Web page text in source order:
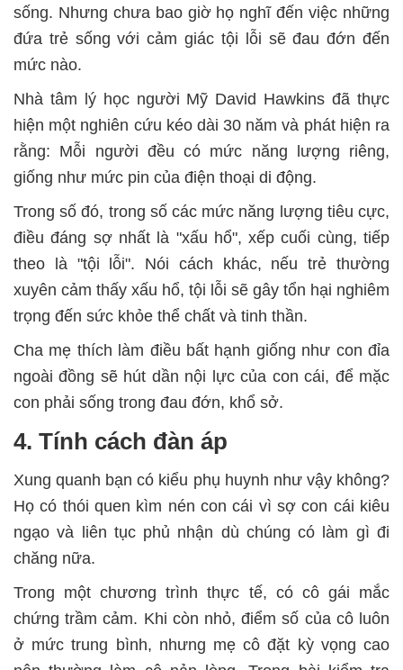
sống. Nhưng chưa bao giờ họ nghĩ đến việc những
đứa trẻ sống với cảm giác tội lỗi sẽ đau đớn đến
mức nào.
Nhà tâm lý học người Mỹ David Hawkins đã thực
hiện một nghiên cứu kéo dài 30 năm và phát hiện ra
rằng: Mỗi người đều có mức năng lượng riêng,
giống như mức pin của điện thoại di động.
Trong số đó, trong số các mức năng lượng tiêu cực,
điều đáng sợ nhất là "xấu hổ", xếp cuối cùng, tiếp
theo là "tội lỗi". Nói cách khác, nếu trẻ thường
xuyên cảm thấy xấu hổ, tội lỗi sẽ gây tổn hại nghiêm
trọng đến sức khỏe thể chất và tinh thần.
Cha mẹ thích làm điều bất hạnh giống như con đỉa
ngoài đồng sẽ hút dần nội lực của con cái, để mặc
con phải sống trong đau đớn, khổ sở.
4. Tính cách đàn áp
Xung quanh bạn có kiểu phụ huynh như vậy không?
Họ có thói quen kìm nén con cái vì sợ con cái kiêu
ngạo và liên tục phủ nhận dù chúng có làm gì đi
chăng nữa.
Trong một chương trình thực tế, có cô gái mắc
chứng trầm cảm. Khi còn nhỏ, điểm số của cô luôn
ở mức trung bình, nhưng mẹ cô đặt kỳ vọng cao